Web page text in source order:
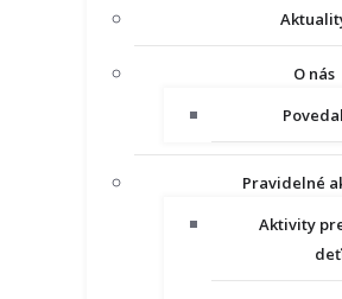
O nás
Pravidelné
Aktivity